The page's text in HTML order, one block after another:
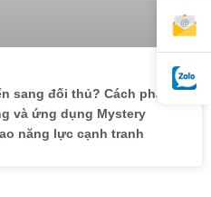
sang đối thủ? Cách phân
và ứng dụng Mystery
năng lực cạnh tranh